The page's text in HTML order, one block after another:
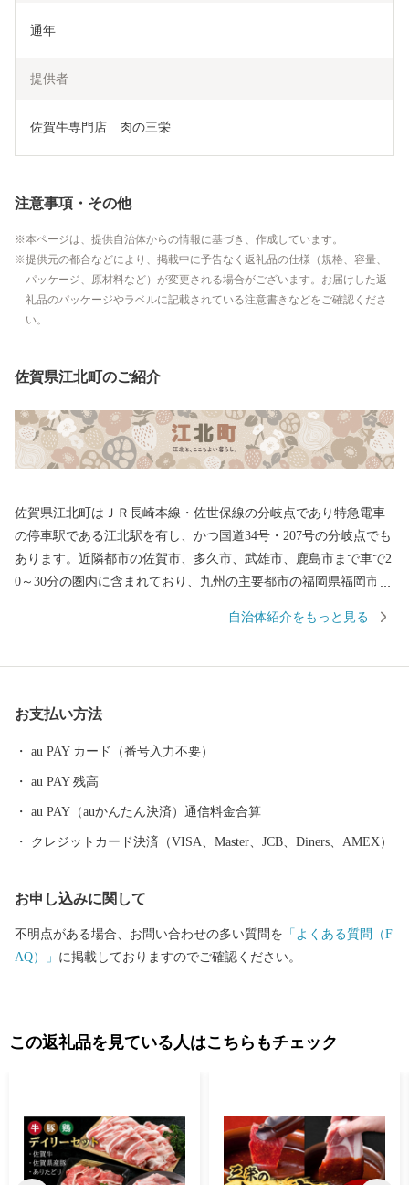
通年
提供者
佐賀牛専門店　肉の三栄
注意事項・その他
本ページは、提供自治体からの情報に基づき、作成しています。
提供元の都合などにより、掲載中に予告なく返礼品の仕様（規格、容量、
パッケージ、原材料など）が変更される場合がございます。お届けした返
礼品のパッケージやラベルに記載されている注意書きなどをご確認くださ
い。
佐賀県江北町のご紹介
佐賀県江北町はＪＲ長崎本線・佐世保線の分岐点であり特急電車
の停車駅である江北駅を有し、かつ国道34号・207号の分岐点でも
あります。近隣都市の佐賀市、多久市、武雄市、鹿島市まで車で2
0～30分の圏内に含まれており、九州の主要都市の福岡県福岡市・
の通勤・通学に大変利便性の高い町として知られています。 ま
る子どもたちに残すとともに生まれ育った故郷を誇れるまちとす
自治体紹介をもっと見る
お支払い方法
au PAY カード（番号入力不要）
au PAY 残高
au PAY（auかんたん決済）通信料金合算
クレジットカード決済（VISA、Master、JCB、Diners、AMEX）
お申し込みに関して
不明点がある場合、お問い合わせの多い質問を 「よくある質問（F
AQ）」 に掲載しておりますのでご確認ください。
この返礼品を見ている人はこちらもチェック